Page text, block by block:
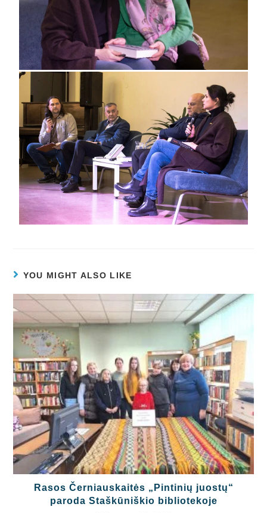
YOU MIGHT ALSO LIKE
Rasos Černiauskaitės „Pintinių juostų“
paroda Staškūniškio bibliotekoje